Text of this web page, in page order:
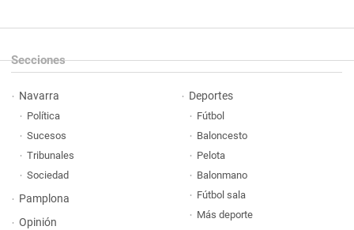
Secciones
Navarra
Política
Sucesos
Tribunales
Sociedad
Pamplona
Opinión
Deportes
Fútbol
Baloncesto
Pelota
Balonmano
Fútbol sala
Más deporte